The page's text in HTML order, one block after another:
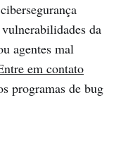
da
agentes mal
em contato
programas de bug